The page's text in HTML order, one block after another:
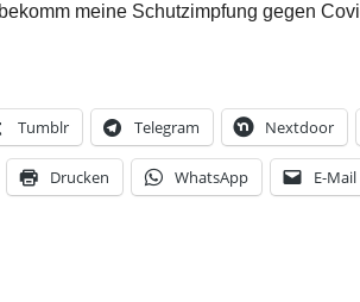
meine Schutzimpfung gegen
Tumblr Telegram Nextdoor
Drucken WhatsApp E-Mail